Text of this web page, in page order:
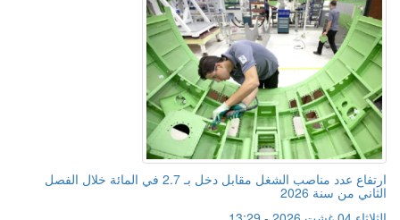
ارتفاع عدد مناصب الشغل مقابل دخل بـ 2.7 في المائة خلال الفصل
الثاني من سنة 2026